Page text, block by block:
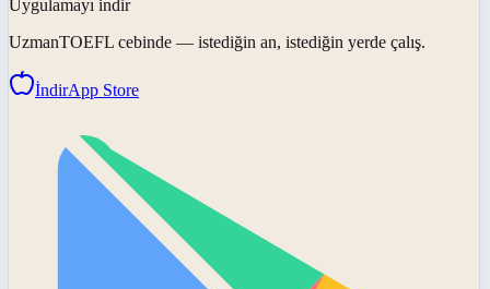
Uygulamayı indir
UzmanTOEFL cebinde — istediğin an, istediğin yerde çalış.
İndirApp Store